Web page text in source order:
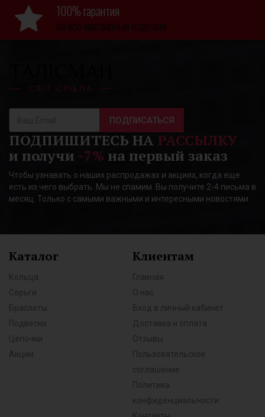
100% гарантия
на все ювелирные изделия
ПОДПИСАТЬСЯ
ПОДПИШИТЕСЬ НА РАССЫЛКУ
и получи -7% на первый заказ
Чтобы узнавать о наших распродажах и акциях, когда еще
есть из чего выбрать. Мы не спамим. Вы получите 2-4 письма в
месяц. Только с самыми важными и интересными новостями
Каталог
Кольца
Серьги
Браслеты
Подвески
Цепочки
Акции
Клиентам
Главная
О нас
Вход в личный кабинет
Доставка и оплата
Отзывы
Пользовательское
соглашение
Политика
конфиденциальности